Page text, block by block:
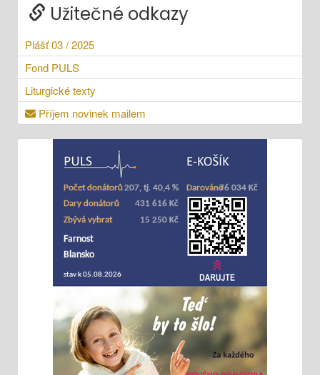
Užitečné odkazy
Plášť 03 / 2025
Fond PULS
Liturgické texty
Příjem novinek mailem